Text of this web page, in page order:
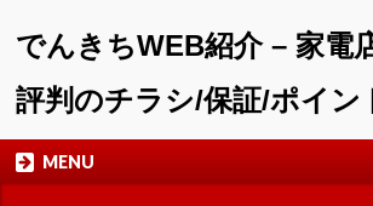
でんきちWEB紹介 – 家電
評判のチラシ/保証/ポイン
MENU